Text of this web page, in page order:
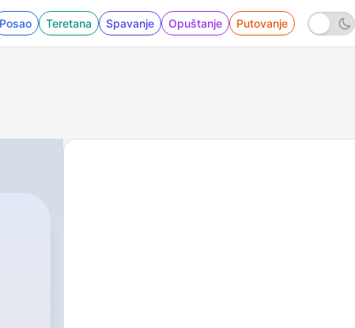
Posao Teretana Spavanje Opuštanje Putovanje